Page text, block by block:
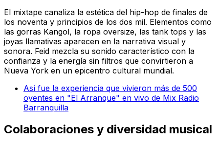
El mixtape canaliza la estética del hip-hop de finales de
los noventa y principios de los dos mil. Elementos como
las gorras Kangol, la ropa oversize, las tank tops y las
joyas llamativas aparecen en la narrativa visual y
sonora. Feid mezcla su sonido característico con la
confianza y la energía sin filtros que convirtieron a
Nueva York en un epicentro cultural mundial.
Así fue la experiencia que vivieron más de 500
oyentes en "El Arranque" en vivo de Mix Radio
Barranquilla
Colaboraciones y diversidad musical